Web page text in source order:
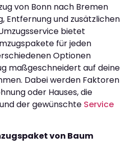
von Bonn nach Bremen
Entfernung und zusätzlichen
bietet
für jeden
Optionen
maßgeschneidert auf deine
Dabei werden Faktoren
oder Hauses, die
der gewünschte Service
von Baum